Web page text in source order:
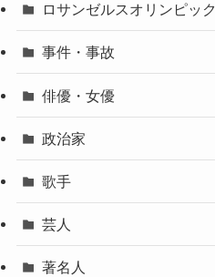
ロサンゼルスオリンピック
事件・事故
俳優・女優
政治家
歌手
芸人
著名人